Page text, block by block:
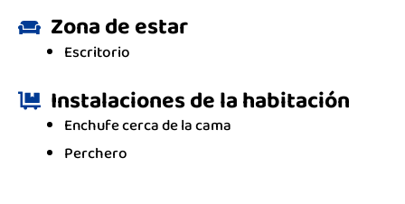
Zona de estar
Escritorio
Instalaciones de la habitación
Enchufe cerca de la cama
Perchero